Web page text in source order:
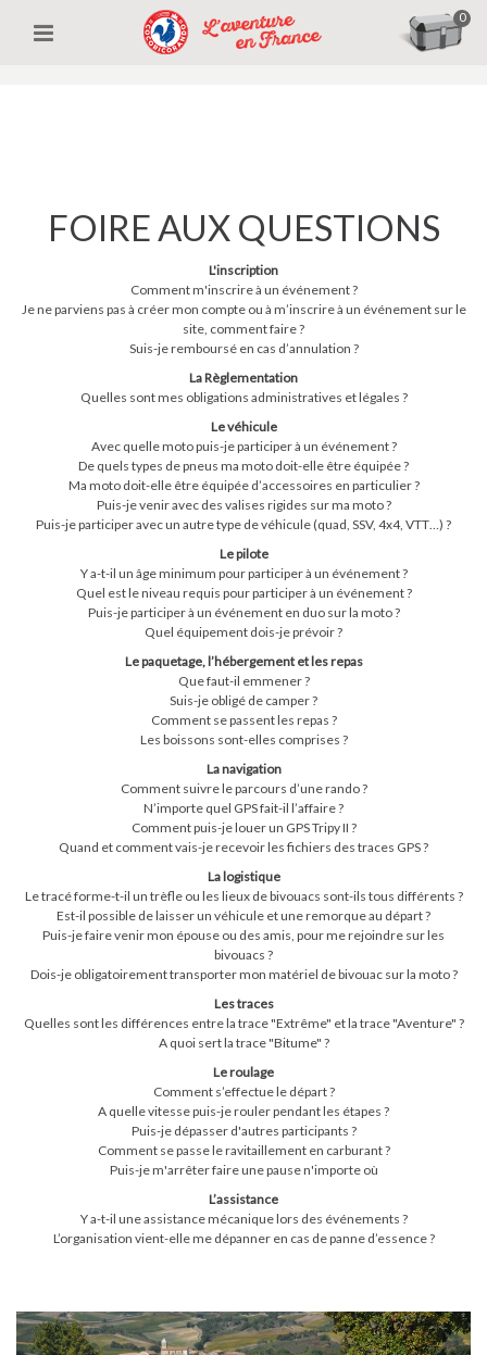
0
FOIRE AUX QUESTIONS
L'inscription
Comment m'inscrire à un événement ?
Je ne parviens pas à créer mon compte ou à m’inscrire à un événement sur le
site, comment faire ?
Suis-je remboursé en cas d’annulation ?
La Règlementation
Quelles sont mes obligations administratives et légales ?
Le véhicule
Avec quelle moto puis-je participer à un événement ?
De quels types de pneus ma moto doit-elle être équipée ?
Ma moto doit-elle être équipée d’accessoires en particulier ?
Puis-je venir avec des valises rigides sur ma moto ?
Puis-je participer avec un autre type de véhicule (quad, SSV, 4x4, VTT…) ?
Le pilote
Y a-t-il un âge minimum pour participer à un événement ?
Quel est le niveau requis pour participer à un événement ?
Puis-je participer à un événement en duo sur la moto ?
Quel équipement dois-je prévoir ?
Le paquetage, l’hébergement et les repas
Que faut-il emmener ?
Suis-je obligé de camper ?
Comment se passent les repas ?
Les boissons sont-elles comprises ?
La navigation
Comment suivre le parcours d’une rando ?
N’importe quel GPS fait-il l’affaire ?
Comment puis-je louer un GPS Tripy II ?
Quand et comment vais-je recevoir les fichiers des traces GPS ?
La logistique
Le tracé forme-t-il un trèfle ou les lieux de bivouacs sont-ils tous différents ?
Est-il possible de laisser un véhicule et une remorque au départ ?
Puis-je faire venir mon épouse ou des amis, pour me rejoindre sur les
bivouacs ?
Dois-je obligatoirement transporter mon matériel de bivouac sur la moto ?
Les traces
Quelles sont les différences entre la trace "Extrême" et la trace "Aventure" ?
A quoi sert la trace "Bitume" ?
Le roulage
Comment s’effectue le départ ?
A quelle vitesse puis-je rouler pendant les étapes ?
Puis-je dépasser d'autres participants ?
Comment se passe le ravitaillement en carburant ?
Puis-je m'arrêter faire une pause n'importe où
L’assistance
Y a-t-il une assistance mécanique lors des événements ?
L’organisation vient-elle me dépanner en cas de panne d’essence ?